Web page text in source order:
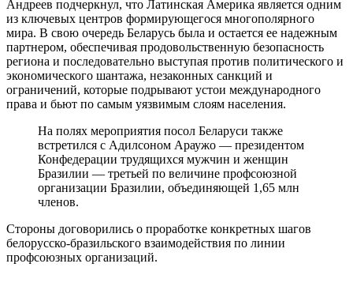
Андреев подчеркнул, что Латинская Америка является одним
из ключевых центров формирующегося многополярного
мира. В свою очередь Беларусь была и остается ее надежным
партнером, обеспечивая продовольственную безопасность
региона и последовательно выступая против политического и
экономического шантажа, незаконных санкций и
ограничений, которые подрывают устои международного
права и бьют по самым уязвимым слоям населения.
На полях мероприятия посол Беларуси также
встретился с Адилсоном Араужо — президентом
Конфедерации трудящихся мужчин и женщин
Бразилии — третьей по величине профсоюзной
организации Бразилии, объединяющей 1,65 млн
членов.
Стороны договорились о проработке конкретных шагов
белорусско-бразильского взаимодействия по линии
профсоюзных организаций.